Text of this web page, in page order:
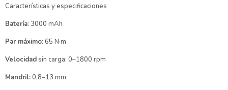
Características y especificaciones
Batería: 3000 mAh
Par máximo: 65 N·m
Velocidad sin carga: 0–1800 rpm
Mandril:0,8–13 mm